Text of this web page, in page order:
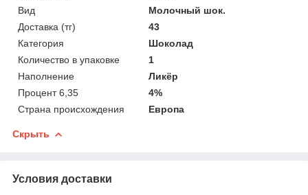
Вид
Молочный шок.
Доставка (тг)
43
Категория
Шоколад
Количество в упаковке
1
Наполнение
Ликёр
Процент 6,35
4%
Страна происхождения
Европа
Скрыть
Условия доставки